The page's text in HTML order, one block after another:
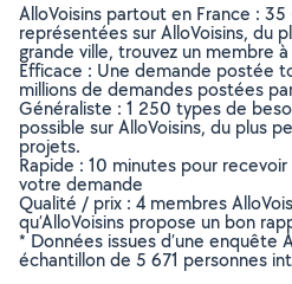
AlloVoisins partout en France :
représentées sur AlloVoisins, du
grande ville, trouvez un membre
Efficace : Une demande postée
millions de demandes postées
Généraliste : 1 250 types de
possible sur AlloVoisins, du plus
projets.
Rapide : 10 minutes pour
votre demande
Qualité / prix : 4 membres
qu’AlloVoisins propose un bon
* Données issues d’une enquête
échantillon de 5 671 personnes